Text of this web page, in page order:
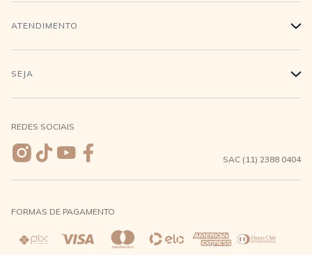
Conecte-se
Login
Meus pedidos
Wishlist
ATENDIMENTO +
Compra Segura
Entrega e Frete
Trocas e Devoluções
Direito de Arrependimento
SEJA +
REDES SOCIAIS
SAC (11) 2388 0404
FORMAS DE PAGAMENTO